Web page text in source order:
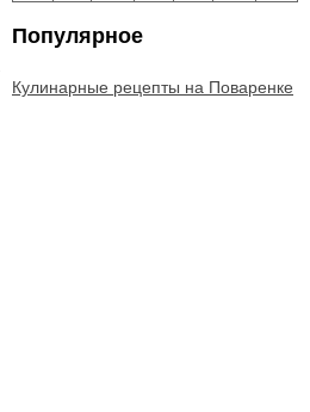
Популярное
Кулинарные рецепты на Поваренке